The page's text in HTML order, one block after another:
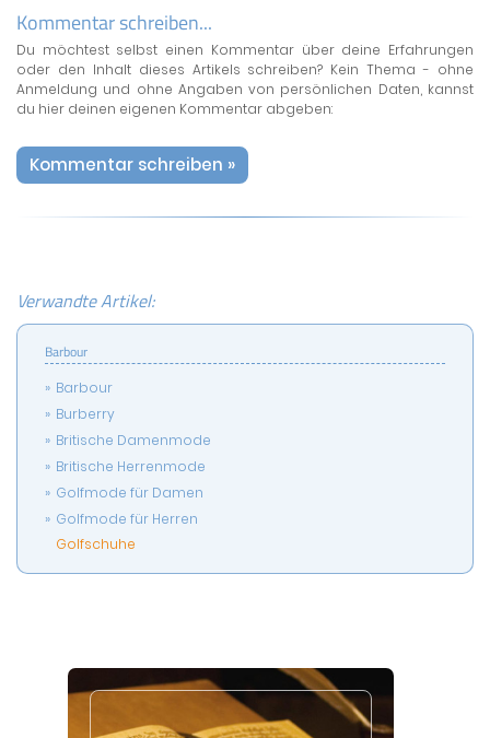
Kommentar schreiben...
Du möchtest selbst einen Kommentar über deine Erfahrungen
oder den Inhalt dieses Artikels schreiben? Kein Thema - ohne
Anmeldung und ohne Angaben von persönlichen Daten, kannst
du hier deinen eigenen Kommentar abgeben:
Kommentar schreiben »
Verwandte Artikel:
Barbour
Barbour
Burberry
Britische Damenmode
Britische Herrenmode
Golfmode für Damen
Golfmode für Herren
Golfschuhe